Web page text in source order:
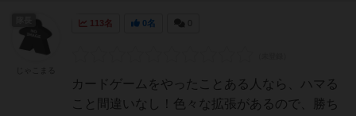
113名 0名
カードゲームをやったことある人なら、ハマる
こと間違いなし！色々な拡張があるので、勝ち